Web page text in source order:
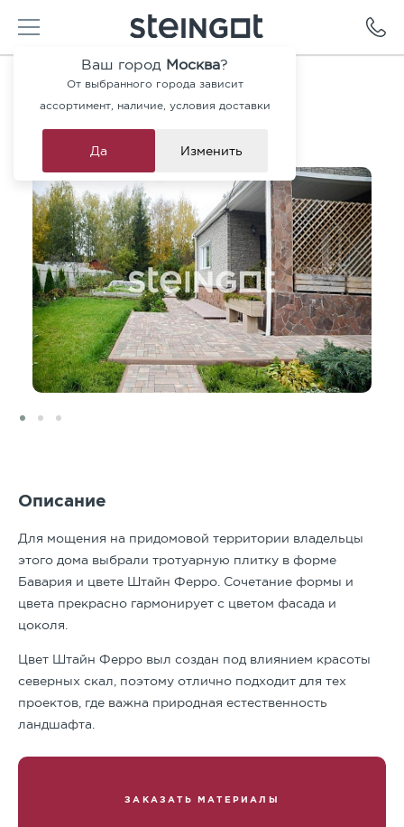
Ваш город Москва?
От выбранного города зависит
ассортимент, наличие, условия доставки
Да Изменить
Портфолио — Частные объекты
Московская область
Описание
Для мощения на придомовой территории владельцы
этого дома выбрали тротуарную плитку в форме
Бавария и цвете Штайн Ферро. Сочетание формы и
цвета прекрасно гармонирует с цветом фасада и
цоколя.
Цвет Штайн Ферро выл создан под влиянием красоты
северных скал, поэтому отлично подходит для тех
проектов, где важна природная естественность
ландшафта.
ЗАКАЗАТЬ МАТЕРИАЛЫ